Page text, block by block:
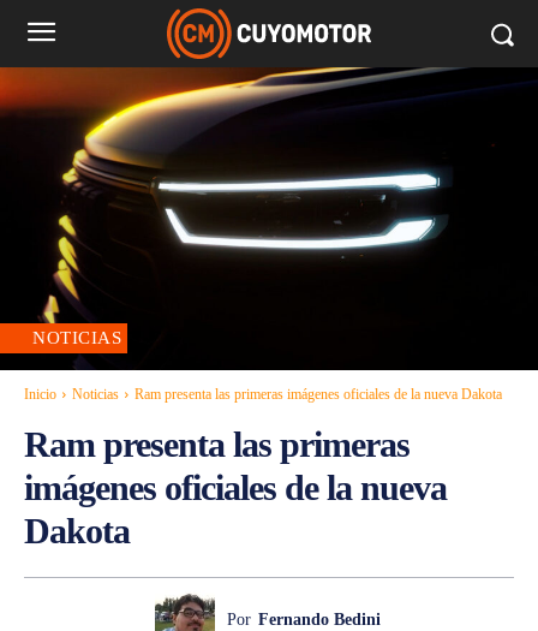
NOTICIAS
Inicio Noticias Ram presenta las primeras imágenes oficiales de la nueva Dakota
Ram presenta las primeras
imágenes oficiales de la nueva
Dakota
Por Fernando Bedini